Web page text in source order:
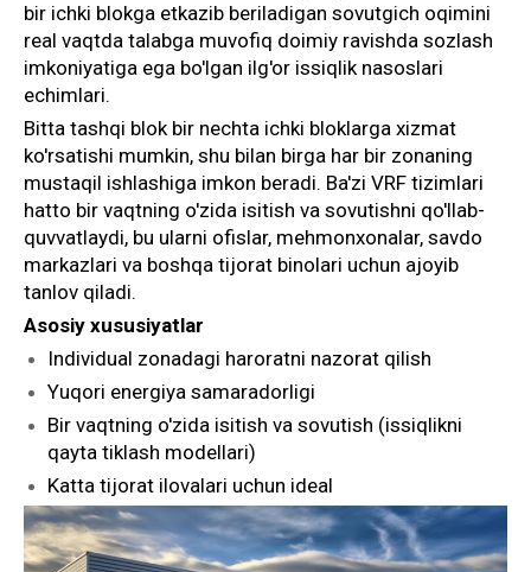
bir ichki blokga etkazib beriladigan sovutgich oqimini
real vaqtda talabga muvofiq doimiy ravishda sozlash
imkoniyatiga ega bo'lgan ilg'or issiqlik nasoslari
echimlari.
Bitta tashqi blok bir nechta ichki bloklarga xizmat
ko'rsatishi mumkin, shu bilan birga har bir zonaning
mustaqil ishlashiga imkon beradi. Ba'zi VRF tizimlari
hatto bir vaqtning o'zida isitish va sovutishni qo'llab-
quvvatlaydi, bu ularni ofislar, mehmonxonalar, savdo
markazlari va boshqa tijorat binolari uchun ajoyib
tanlov qiladi.
Asosiy xususiyatlar
Individual zonadagi haroratni nazorat qilish
Yuqori energiya samaradorligi
Bir vaqtning o'zida isitish va sovutish (issiqlikni
qayta tiklash modellari)
Katta tijorat ilovalari uchun ideal